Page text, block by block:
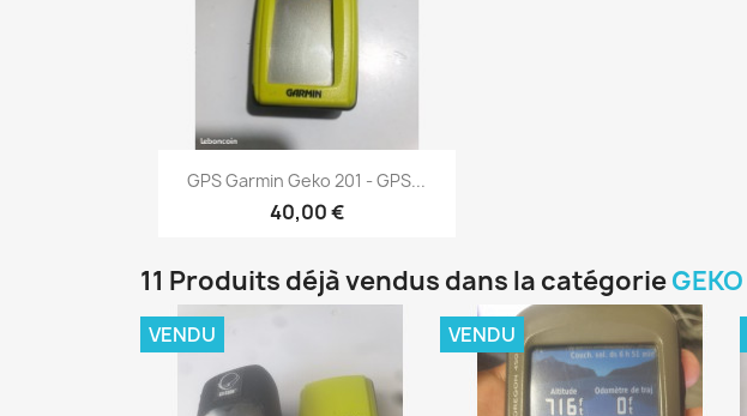
Aperçu rapide
GPS Garmin Geko 201 - GPS...
40,00 €
11 Produits déjà vendus dans la catégorieGEKO
VENDU VENDU